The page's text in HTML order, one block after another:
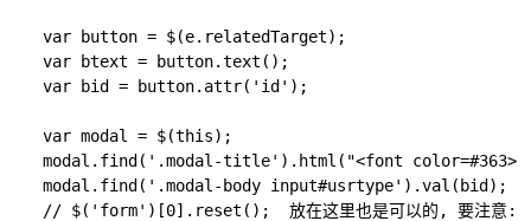
  var button = $(e.relatedTarget);
  var btext = button.text();
  var bid = button.attr('id');
  var modal = $(this);
modal.find('.modal-title').html("<font
  modal.find('.modal-body input#usrtype').val(bid);
// $('form')[0].reset();  放在这里也是可以的, 要注意